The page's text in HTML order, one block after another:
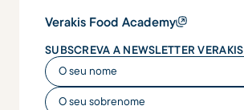
Verakis Food Academy
SUBSCREVA A NEWSLETTER VERAKIS
O seu nome
O seu nome